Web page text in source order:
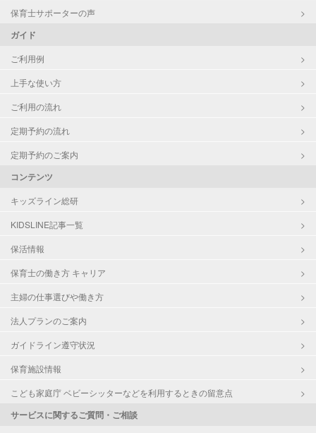
保育士サポーターの声
ガイド
ご利用例
上手な使い方
ご利用の流れ
定期予約の流れ
定期予約のご案内
コンテンツ
キッズライン総研
KIDSLINE記事一覧
保活情報
保育士の働き方 キャリア
主婦の仕事選びや働き方
法人プランのご案内
ガイドライン遵守状況
保育施設情報
こども家庭庁 ベビーシッターなどを利用するときの留意点
サービスに関するご質問・ご相談